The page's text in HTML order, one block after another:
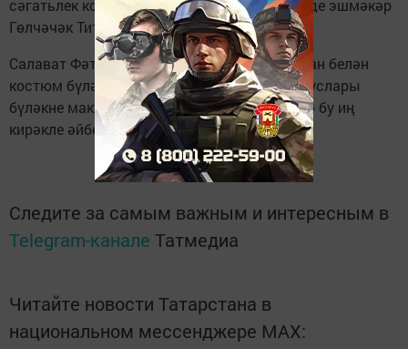
сәгатьлек концерт бер сулышта үтте», – диде эшмәкәр
Гөлчәчәк Титова.
Салават Фәтхетдинов Резидәгә җылы ыштан белән
костюм бүләк итте. Артистның сәхнәдәш дуслары
бүләкне мактап: «Мондый салкын көннәрдә бу иң
кирәкле әйбер», – дип бәяләделәр.
Следите за самым важным и интересным в
Telegram-канале Татмедиа
Читайте новости Татарстана в
национальном мессенджере MАХ: